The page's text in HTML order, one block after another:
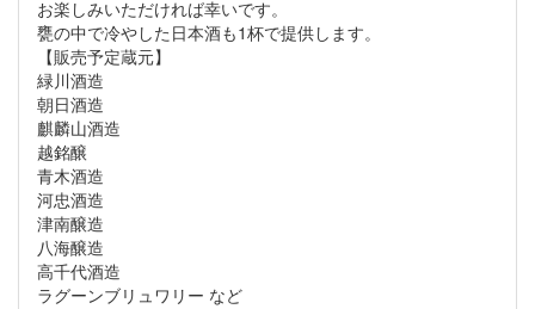
お楽しみいただければ幸いです。
甕の中で冷やした日本酒も1杯で提供します。
【販売予定蔵元】
緑川酒造
朝日酒造
麒麟山酒造
越銘醸
青木酒造
河忠酒造
津南醸造
八海醸造
高千代酒造
ラグーンブリュワリー など